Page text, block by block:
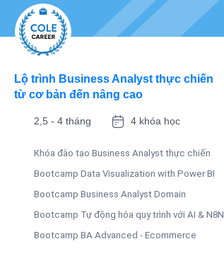
Lộ trình Business Analyst thực chiến
từ cơ bản đến nâng cao
2,5 - 4 tháng 4 khóa học
Khóa đào tạo Business Analyst thực chiến
Bootcamp Data Visualization with Power BI
Bootcamp Business Analyst Domain
Bootcamp Tự động hóa quy trình với AI & N8N
Bootcamp BA Advanced - Ecommerce